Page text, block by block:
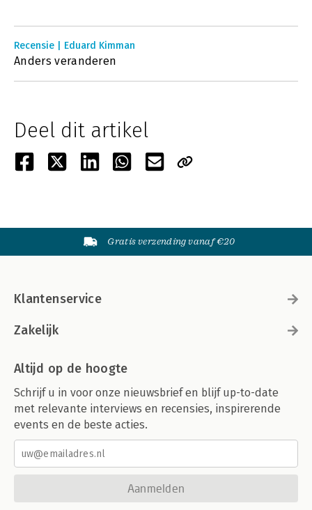
Recensie | Eduard Kimman
Anders veranderen
Deel dit artikel
Gratis verzending vanaf €20
Klantenservice
Zakelijk
Altijd op de hoogte
Schrijf u in voor onze nieuwsbrief en blijf up-to-date
met relevante interviews en recensies, inspirerende
events en de beste acties.
Aanmelden